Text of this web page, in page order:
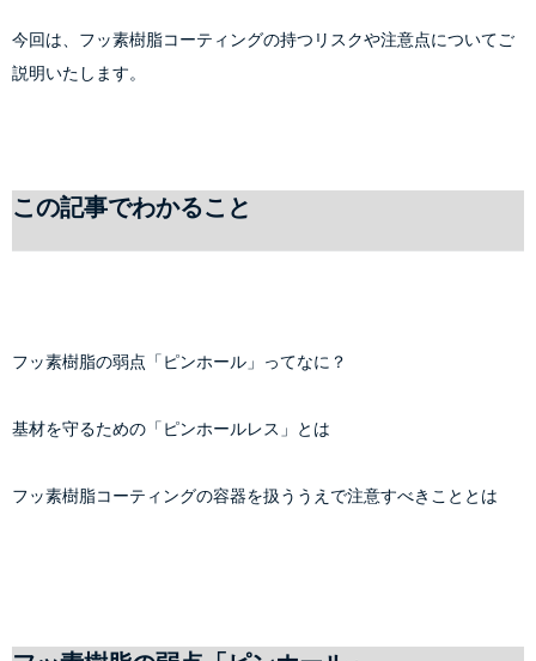
今回は、フッ素樹脂コーティングの持つリスクや注意点についてご
説明いたします。
この記事でわかること
フッ素樹脂の弱点「ピンホール」ってなに？
基材を守るための「ピンホールレス」とは
フッ素樹脂コーティングの容器を扱ううえで注意すべきこととは